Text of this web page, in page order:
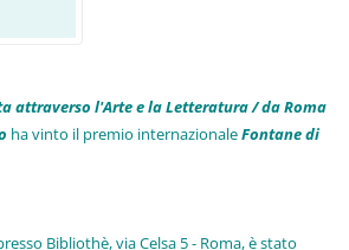
attraverso l'Arte e la Letteratura / da Roma
ha vinto il premio internazionaleFontane di
Bibliothè, via Celsa 5 - Roma, è stato